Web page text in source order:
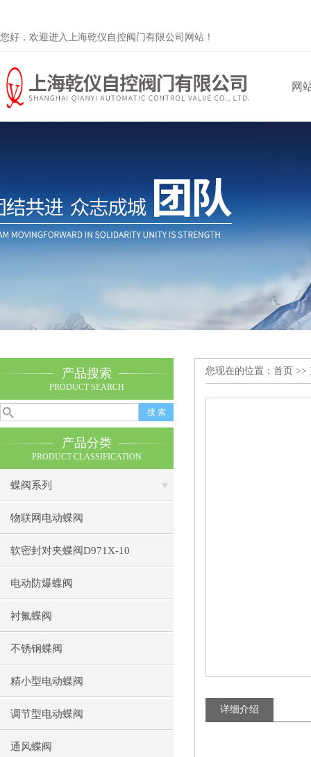
您好，欢迎进入上海乾仪自控阀门有限公司网站！
网
产品搜索
PRODUCT SEARCH
产品分类
PRODUCT CLASSIFICATION
蝶阀系列
物联网电动蝶阀
软密封对夹蝶阀D971X-10
电动防爆蝶阀
衬氟蝶阀
不锈钢蝶阀
精小型电动蝶阀
调节型电动蝶阀
通风蝶阀
您现在的位置： 首页 >>
详细介绍